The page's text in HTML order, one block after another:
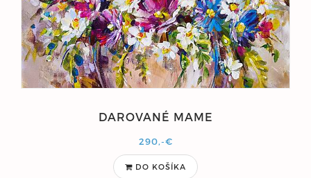
DAROVANÉ MAME
290,-€
DO KOŠÍKA